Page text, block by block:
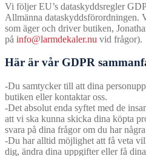
Vi följer EU’s dataskyddsregler
Allmänna dataskyddsförordningen.
som äger och driver butiken,
på info@larmdekaler.nu vid frågor).
Här är vår GDPR
-Du samtycker till att dina
butiken eller kontaktar oss.
-Det absolut enda syftet med de
att vi ska kunna skicka dina köpta
svara på dina frågor om du har
-Du har alltid möjlighet att få veta
dig, ändra dina uppgifter eller få